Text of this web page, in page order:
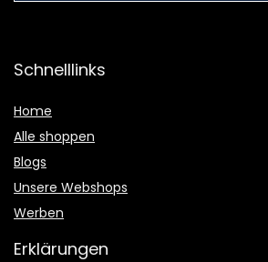
Schnelllinks
Home
Alle shoppen
Blogs
Unsere Webshops
Werben
Erklärungen